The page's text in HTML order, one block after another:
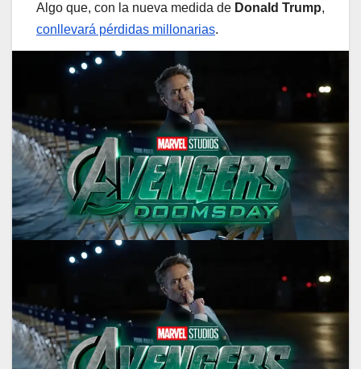
Algo que, con la nueva medida de Donald Trump,
conllevará pérdidas millonarias.